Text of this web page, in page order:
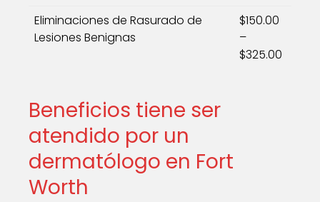
Eliminaciones de Rasurado de
Lesiones Benignas
$150.00
–
$325.00
Beneficios tiene ser
atendido por un
dermatólogo en Fort
Worth